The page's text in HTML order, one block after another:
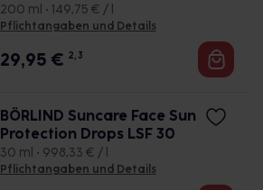
200 ml • 149,75 € / l
Pflichtangaben und Details
29,95 € 2, 3
BÖRLIND Suncare Face Sun
Protection Drops LSF 30
30 ml • 998,33 € / l
Pflichtangaben und Details